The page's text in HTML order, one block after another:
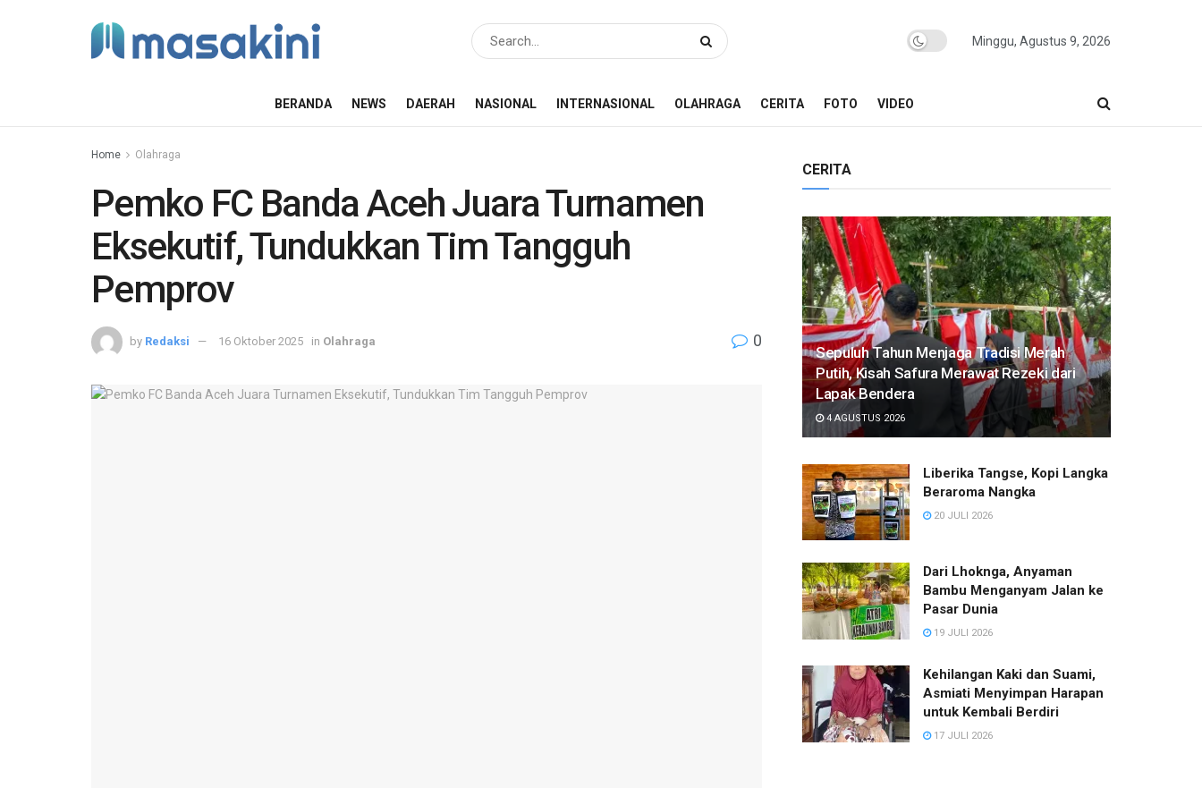
Minggu, Agustus 9, 2026
BERANDA NEWS DAERAH NASIONAL INTERNASIONAL OLAHRAGA CERITA FOTO VIDEO
Home Olahraga
Pemko FC Banda Aceh Juara Turnamen
Eksekutif, Tundukkan Tim Tangguh
Pemprov
by Redaksi 16 Oktober 2025 in Olahraga 0
CERITA
Sepuluh Tahun Menjaga Tradisi Merah
Putih, Kisah Safura Merawat Rezeki dari
Lapak Bendera
4 AGUSTUS 2026
Liberika Tangse, Kopi Langka
Beraroma Nangka
20 JULI 2026
Dari Lhoknga, Anyaman
Bambu Menganyam Jalan ke
Pasar Dunia
19 JULI 2026
Kehilangan Kaki dan Suami,
Asmiati Menyimpan Harapan
untuk Kembali Berdiri
17 JULI 2026